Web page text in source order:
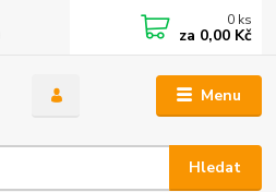
Menu
Hledat
0 ks
za 0,00 Kč